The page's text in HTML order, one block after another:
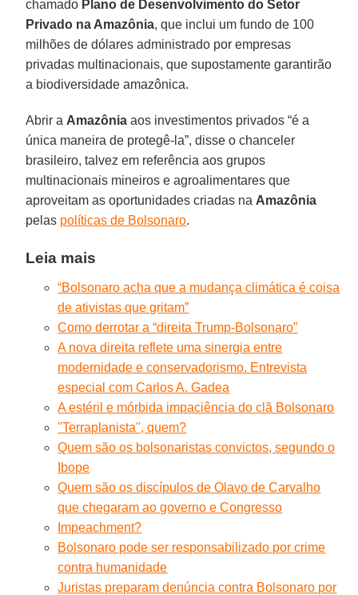
chamado Plano de Desenvolvimento do Setor
Privado na Amazônia, que inclui um fundo de 100
milhões de dólares administrado por empresas
privadas multinacionais, que supostamente garantirão
a biodiversidade amazônica.
Abrir a Amazônia aos investimentos privados “é a
única maneira de protegê-la”, disse o chanceler
brasileiro, talvez em referência aos grupos
multinacionais mineiros e agroalimentares que
aproveitam as oportunidades criadas na Amazônia
pelas políticas de Bolsonaro.
Leia mais
“Bolsonaro acha que a mudança climática é coisa
de ativistas que gritam”
Como derrotar a “direita Trump-Bolsonaro”
A nova direita reflete uma sinergia entre
modernidade e conservadorismo. Entrevista
especial com Carlos A. Gadea
A estéril e mórbida impaciência do clã Bolsonaro
''Terraplanista'', quem?
Quem são os bolsonaristas convictos, segundo o
Ibope
Quem são os discípulos de Olavo de Carvalho
que chegaram ao governo e Congresso
Impeachment?
Bolsonaro pode ser responsabilizado por crime
contra humanidade
Juristas preparam denúncia contra Bolsonaro por